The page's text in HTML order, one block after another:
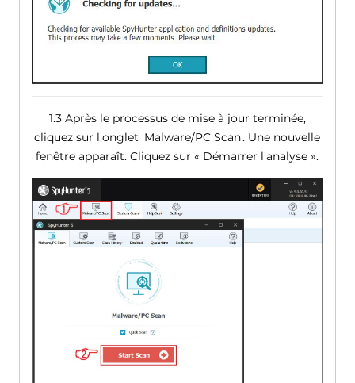
1.3 Après le processus de mise à jour terminée,
cliquez sur l'onglet 'Malware/PC Scan'. Une nouvelle
fenêtre apparaît. Cliquez sur « Démarrer l'analyse ».